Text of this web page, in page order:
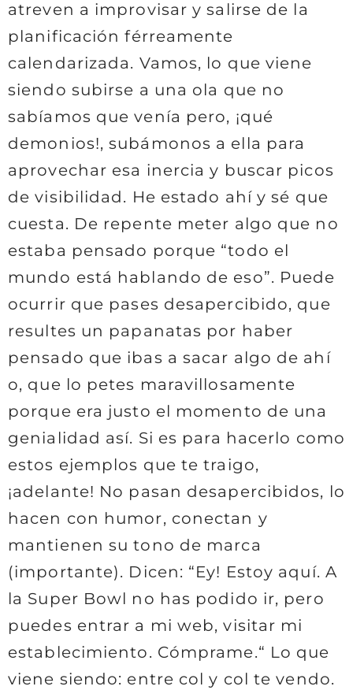
atreven a improvisar y salirse de la
planificación férreamente
calendarizada. Vamos, lo que viene
siendo subirse a una ola que no
sabíamos que venía pero, ¡qué
demonios!, subámonos a ella para
aprovechar esa inercia y buscar picos
de visibilidad. He estado ahí y sé que
cuesta. De repente meter algo que no
estaba pensado porque “todo el
mundo está hablando de eso”. Puede
ocurrir que pases desapercibido, que
resultes un papanatas por haber
pensado que ibas a sacar algo de ahí
o, que lo petes maravillosamente
porque era justo el momento de una
genialidad así. Si es para hacerlo como
estos ejemplos que te traigo,
¡adelante! No pasan desapercibidos, lo
hacen con humor, conectan y
mantienen su tono de marca
(importante). Dicen: “Ey! Estoy aquí. A
la Super Bowl no has podido ir, pero
puedes entrar a mi web, visitar mi
establecimiento. Cómprame.“ Lo que
viene siendo: entre col y col te vendo.